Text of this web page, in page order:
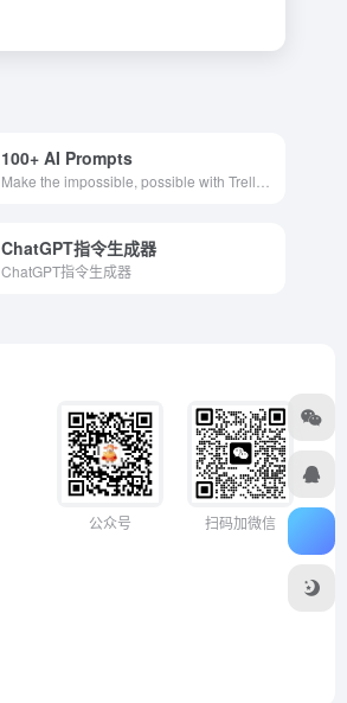
100+ AI Prompts
ChatGPT指令生成器
ChatGPT指令生成器
公众号 扫码加微信